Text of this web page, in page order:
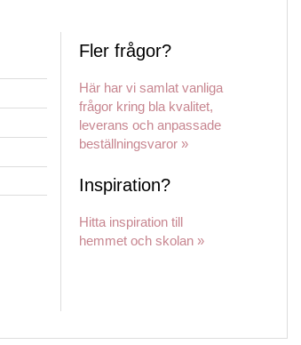
Fler frågor?
Här har vi samlat vanliga
frågor kring bla kvalitet,
leverans och anpassade
beställningsvaror »
Inspiration?
Hitta inspiration till
hemmet och skolan »